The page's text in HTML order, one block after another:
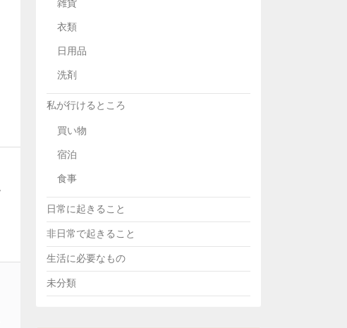
雑貨
衣類
日用品
洗剤
私が行けるところ
買い物
宿泊
食事
日常に起きること
非日常で起きること
生活に必要なもの
未分類